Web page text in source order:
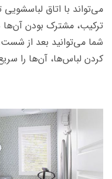
می­‌تواند با اتاق
ترکیب، مشترک بودن
شما می‌­توانید بعد از
کردن لباس‌­ها، آن‌ها را